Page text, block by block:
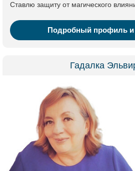
Ставлю защиту от магического
Подробный профиль
Гадалка